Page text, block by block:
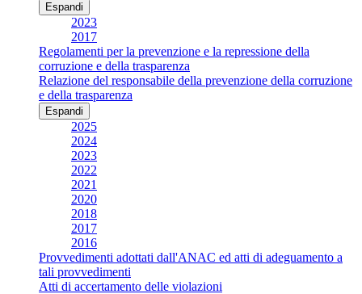
Espandi
2023
2017
Regolamenti per la prevenzione e la repressione della
corruzione e della trasparenza
Relazione del responsabile della prevenzione della corruzione
e della trasparenza
Espandi
2025
2024
2023
2022
2021
2020
2018
2017
2016
Provvedimenti adottati dall'ANAC ed atti di adeguamento a
tali provvedimenti
Atti di accertamento delle violazioni